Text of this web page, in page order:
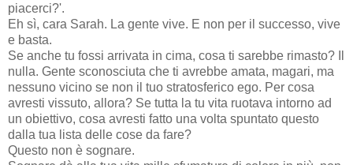
piacerci?'.
Eh sì, cara Sarah. La gente vive. E non per il successo, vive
e basta.
Se anche tu fossi arrivata in cima, cosa ti sarebbe rimasto? Il
nulla. Gente sconosciuta che ti avrebbe amata, magari, ma
nessuno vicino se non il tuo stratosferico ego. Per cosa
avresti vissuto, allora? Se tutta la tu vita ruotava intorno ad
un obiettivo, cosa avresti fatto una volta spuntato questo
dalla tua lista delle cose da fare?
Questo non è sognare.